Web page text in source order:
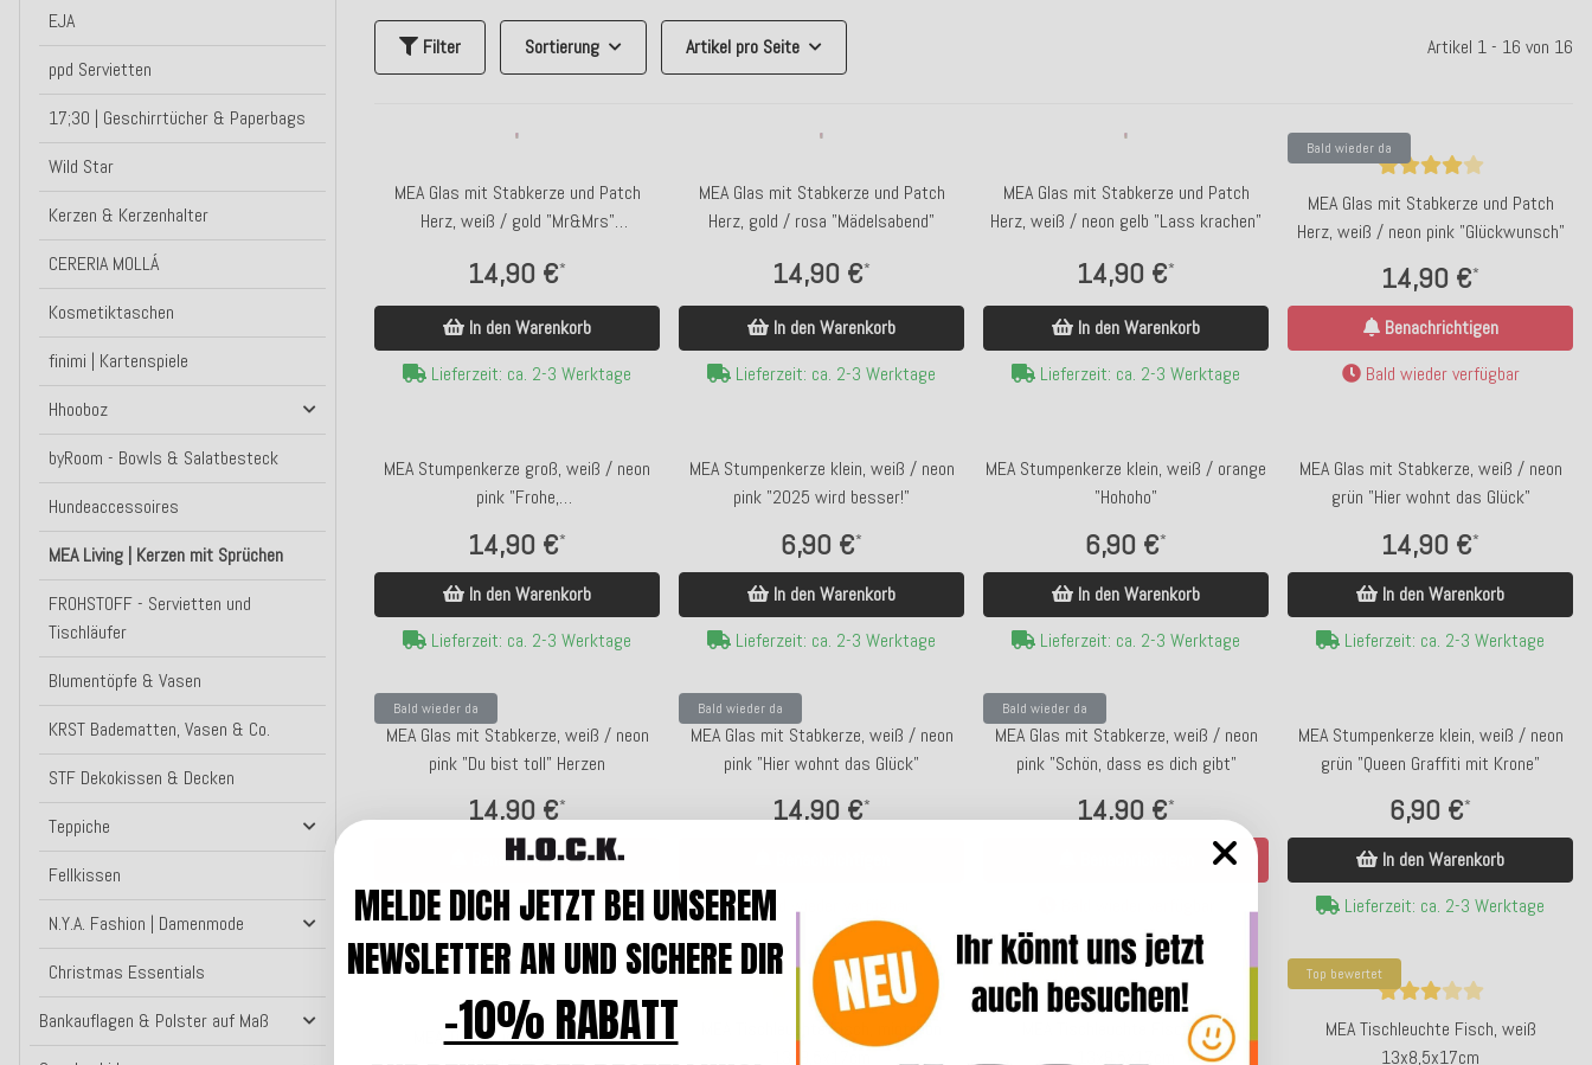
Filter Sortierung Artikel pro Seite Artikel 1 - 16 von 16
MEA Glas mit Stabkerze und Patch
Herz, weiß / gold "Mr&Mrs"
14,90 €*
In den Warenkorb
Lieferzeit: ca. 2-3 Werktage
MEA Glas mit Stabkerze und Patch
Herz, gold / rosa "Mädelsabend"
14,90 €*
In den Warenkorb
Lieferzeit: ca. 2-3 Werktage
MEA Glas mit Stabkerze und Patch
Herz, weiß / neon gelb "Lass krachen"
14,90 €*
In den Warenkorb
Lieferzeit: ca. 2-3 Werktage
Bald wieder da
MEA Glas mit Stabkerze und Patch
Herz, weiß / neon pink "Glückwunsch"
14,90 €*
Benachrichtigen
Bald wieder verfügbar
MEA Stumpenkerze groß, weiß / neon
pink "Frohe,
14,90 €*
In den Warenkorb
Lieferzeit: ca. 2-3 Werktage
MEA Stumpenkerze klein, weiß / neon
pink "2025 wird besser!"
6,90 €*
In den Warenkorb
Lieferzeit: ca. 2-3 Werktage
MEA Stumpenkerze klein, weiß / orange
"Hohoho"
6,90 €*
In den Warenkorb
Lieferzeit: ca. 2-3 Werktage
MEA Glas mit Stabkerze, weiß / neon
grün "Hier wohnt das Glück"
14,90 €*
In den Warenkorb
Lieferzeit: ca. 2-3 Werktage
Bald wieder da
MEA Glas mit Stabkerze, weiß / neon
pink "Du bist toll" Herzen
14,90 €*
Benachrichtigen
Bald wieder verfügbar
Bald wieder da
MEA Glas mit Stabkerze, weiß / neon
pink "Hier wohnt das Glück"
14,90 €*
Bald wieder verfügbar
Bald wieder da
MEA Glas mit Stabkerze, weiß / neon
pink "Schön, dass es dich gibt"
14,90 €*
MEA Stumpenkerze klein, weiß / neon
grün "Queen Graffiti mit Krone"
6,90 €*
In den Warenkorb
Lieferzeit: ca. 2-3 Werktage
MEA Tischleuchte Fisch, grau
Top bewertet
MEA Tischleuchte Fisch, mintgrün
MEA Tischleuchte Fisch, rosa
Top bewertet
MEA Tischleuchte Fisch, weiß
13x8,5x17cm
EJA
ppd Servietten
17;30 | Geschirrtücher & Paperbags
Wild Star
Kerzen & Kerzenhalter
CERERIA MOLLÁ
Kosmetiktaschen
finimi | Kartenspiele
Hhooboz
byRoom - Bowls & Salatbesteck
Hundeaccessoires
MEA Living | Kerzen mit Sprüchen
FROHSTOFF - Servietten und
Tischläufer
Blumentöpfe & Vasen
KRST Badematten, Vasen & Co.
STF Dekokissen & Decken
Teppiche
Fellkissen
N.Y.A. Fashion | Damenmode
Christmas Essentials
Bankauflagen & Polster auf Maß
MELDE DICH JETZT BEI UNSEREM
NEWSLETTER AN UND SICHERE DIR
-10% RABATT